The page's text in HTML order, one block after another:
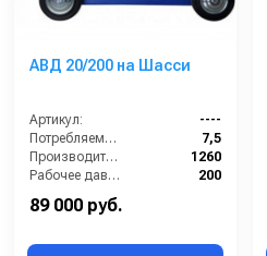
АВД 20/200 на Шасси
Артикул:
----
Потребляемая мощность (кВт):
7,5
Производительность (л/ч):
1260
Рабочее давление (бар):
200
89 000 руб.